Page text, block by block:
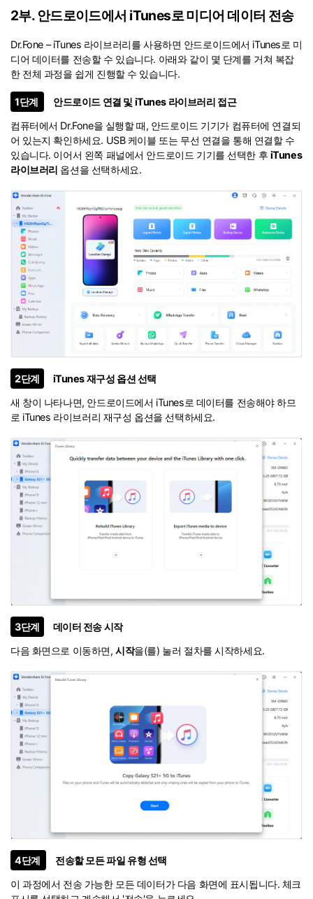
2부. 안드로이드에서 iTunes로 미디어 데이터 전송
Dr.Fone – iTunes 라이브러리를 사용하면 안드로이드에서 iTunes로 미
디어 데이터를 전송할 수 있습니다. 아래와 같이 몇 단계를 거쳐 복잡
한 전체 과정을 쉽게 진행할 수 있습니다.
1단계
안드로이드 연결 및 iTunes 라이브러리 접근
컴퓨터에서 Dr.Fone을 실행할 때, 안드로이드 기기가 컴퓨터에 연결되
어 있는지 확인하세요. USB 케이블 또는 무선 연결을 통해 연결할 수
있습니다. 이어서 왼쪽 패널에서 안드로이드 기기를 선택한 후 iTunes
라이브러리 옵션을 선택하세요.
2단계
iTunes 재구성 옵션 선택
새 창이 나타나면, 안드로이드에서 iTunes로 데이터를 전송해야 하므
로 iTunes 라이브러리 재구성 옵션을 선택하세요.
3단계
데이터 전송 시작
다음 화면으로 이동하면,시작을(를) 눌러 절차를 시작하세요.
4단계
전송할 모든 파일 유형 선택
이 과정에서 전송 가능한 모든 데이터가 다음 화면에 표시됩니다. 체크